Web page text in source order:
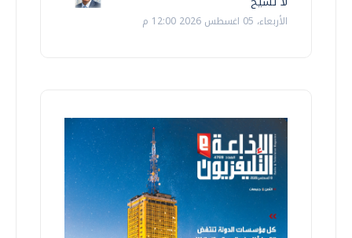
الأربعاء، 05 اغسطس 2026 12:00 م